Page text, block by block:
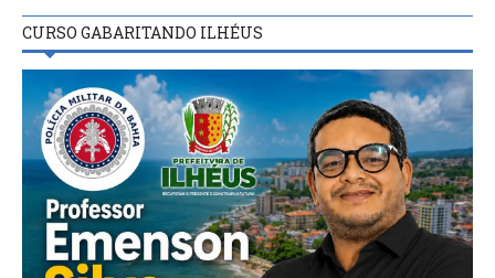
CURSO GABARITANDO ILHÉUS